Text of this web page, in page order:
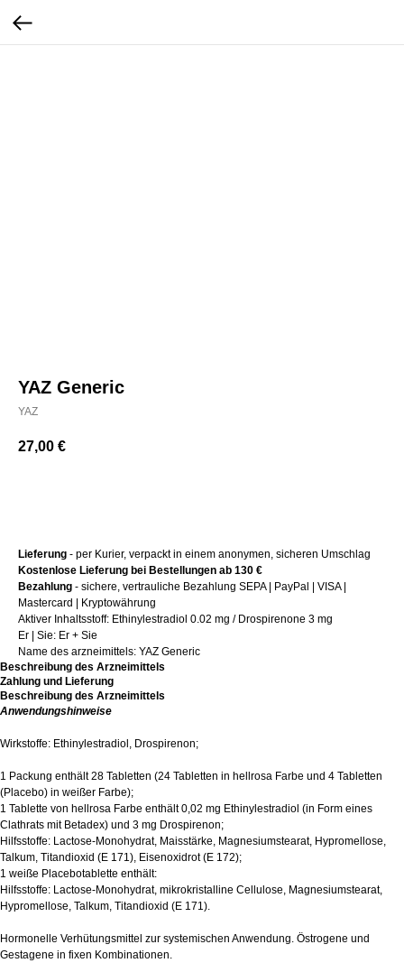
YAZ Generic
YAZ
27,00 €
Lieferung - per Kurier, verpackt in einem anonymen, sicheren Umschlag
Kostenlose Lieferung bei Bestellungen ab 130 €
Bezahlung - sichere, vertrauliche Bezahlung SEPA | PayPal | VISA |
Mastercard | Kryptowährung
Aktiver Inhaltsstoff: Ethinylestradiol 0.02 mg / Drospirenone 3 mg
Er | Sie: Er + Sie
Name des arzneimittels: YAZ Generic
Beschreibung des Arzneimittels
Zahlung und Lieferung
Beschreibung des Arzneimittels
Anwendungshinweise
Wirkstoffe: Ethinylestradiol, Drospirenon;
1 Packung enthält 28 Tabletten (24 Tabletten in hellrosa Farbe und 4 Tabletten
(Placebo) in weißer Farbe);
1 Tablette von hellrosa Farbe enthält 0,02 mg Ethinylestradiol (in Form eines
Clathrats mit Betadex) und 3 mg Drospirenon;
Hilfsstoffe: Lactose-Monohydrat, Maisstärke, Magnesiumstearat, Hypromellose,
Talkum, Titandioxid (E 171), Eisenoxidrot (E 172);
1 weiße Placebotablette enthält:
Hilfsstoffe: Lactose-Monohydrat, mikrokristalline Cellulose, Magnesiumstearat,
Hypromellose, Talkum, Titandioxid (E 171).
Hormonelle Verhütungsmittel zur systemischen Anwendung. Östrogene und
Gestagene in fixen Kombinationen.